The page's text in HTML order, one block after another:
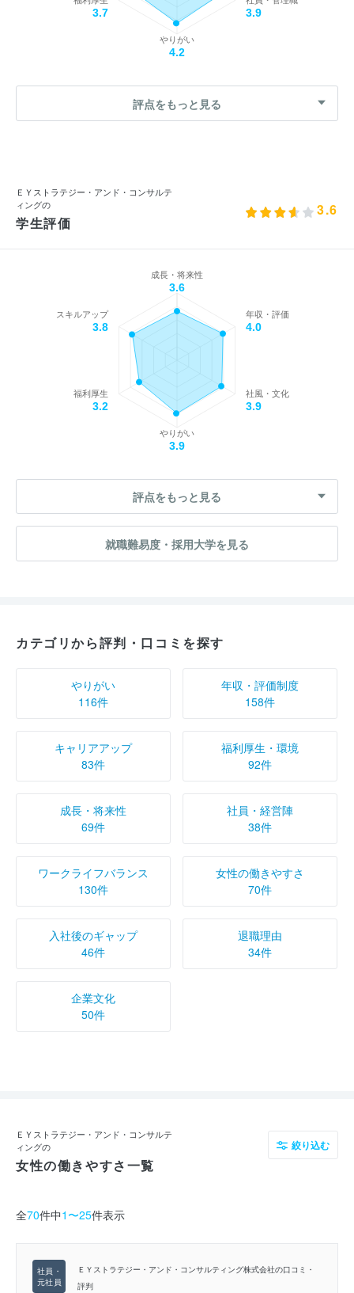
3.9
やりがい
4.2
3.7
評点をもっと見る
ＥＹストラテジー・アンド・コンサルテ
ィングの
学生評価
3.6
成長・将来性
3.6
年収・評価
4.0
社風・文化
3.9
やりがい
3.9
福利厚生
3.2
スキルアップ
3.8
評点をもっと見る
就職難易度・採用大学を見る
カテゴリから評判・口コミを探す
やりがい
116件
年収・評価制度
158件
キャリアアップ
83件
福利厚生・環境
92件
成長・将来性
69件
社員・経営陣
38件
ワークライフバランス
130件
女性の働きやすさ
70件
入社後のギャップ
46件
退職理由
34件
企業文化
50件
ＥＹストラテジー・アンド・コンサルテ
ィングの
女性の働きやすさ一覧
絞り込む
全70件中1〜25件表示
ＥＹストラテジー・アンド・コンサルティング株式会社の口コミ・
評判